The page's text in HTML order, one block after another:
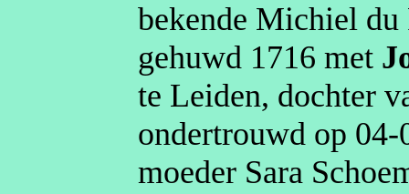
bekende Michiel du
gehuwd 1716 met
te Leiden, dochter
ondertrouwd op
moeder Sara